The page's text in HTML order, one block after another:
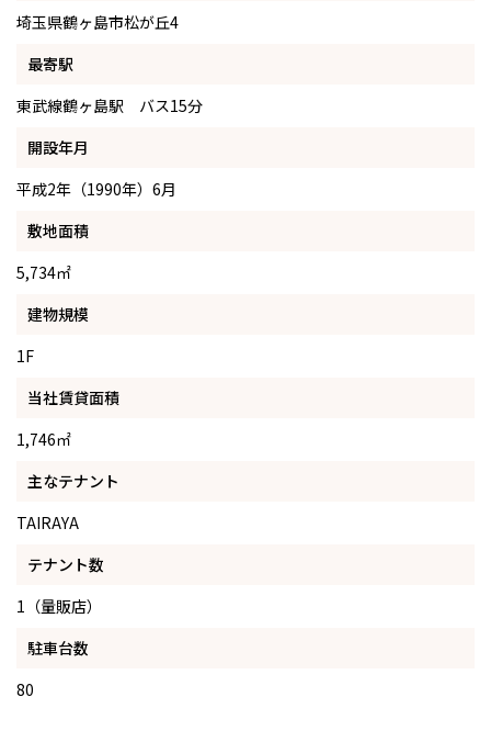
埼玉県鶴ヶ島市松が丘4
最寄駅
東武線鶴ヶ島駅 バス15分
開設年月
平成2年（1990年）6月
敷地面積
5,734㎡
建物規模
1F
当社賃貸面積
1,746㎡
主なテナント
TAIRAYA
テナント数
1（量販店）
駐車台数
80